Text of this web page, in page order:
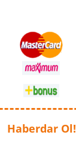
Haberdar Ol!